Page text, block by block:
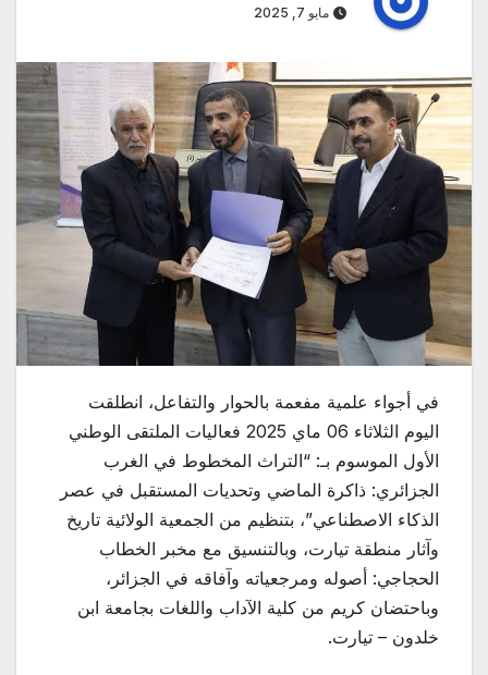
مايو 7, 2025
في أجواء علمية مفعمة بالحوار والتفاعل، انطلقت
اليوم الثلاثاء 06 ماي 2025 فعاليات الملتقى الوطني
الأول الموسوم بـ: “التراث المخطوط في الغرب
الجزائري: ذاكرة الماضي وتحديات المستقبل في عصر
الذكاء الاصطناعي”، بتنظيم من الجمعية الولائية تاريخ
وآثار منطقة تيارت، وبالتنسيق مع مخبر الخطاب
الحجاجي: أصوله ومرجعياته وآفاقه في الجزائر،
وباحتضان كريم من كلية الآداب واللغات بجامعة ابن
خلدون – تيارت.